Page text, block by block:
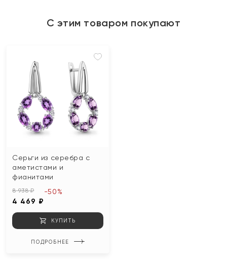
С этим товаром покупают
Серьги из серебра с
аметистами и
фианитами
8 938 ₽
4 469 ₽
-50%
КУПИТЬ
ПОДРОБНЕЕ